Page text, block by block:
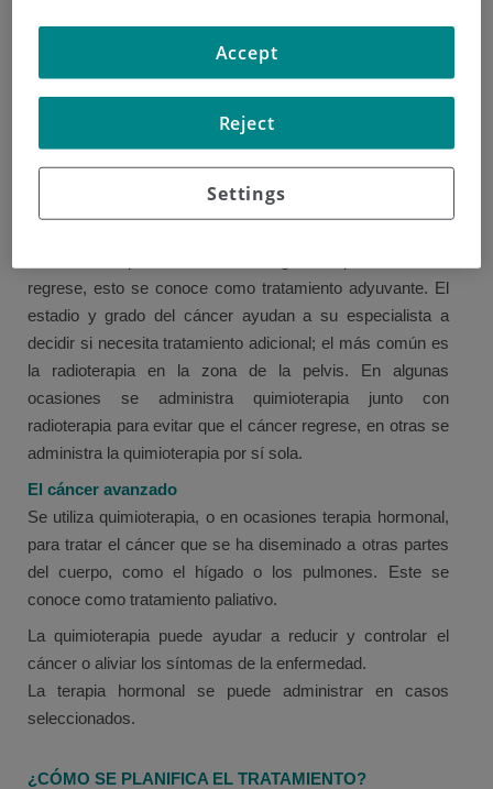
este puede ser el único tratamiento necesario, para otras
se puede administrar radioterapia u otros fármacos en su
lugar.
Si el cáncer se ha propagado, pero aún se encuentra en la
zona pélvica, se suele realizar una cirugía para eliminar la
mayor parte y favorecer cualquier tratamiento que se
regrese, esto se conoce como tratamiento adyuvante. El
estadio y grado del cáncer ayudan a su especialista a
decidir si necesita tratamiento adicional; el más común es
la radioterapia en la zona de la pelvis. En algunas
ocasiones se administra quimioterapia junto con
radioterapia para evitar que el cáncer regrese, en otras se
administra la quimioterapia por sí sola.
El cáncer avanzado
Se utiliza quimioterapia, o en ocasiones terapia hormonal,
para tratar el cáncer que se ha diseminado a otras partes
del cuerpo, como el hígado o los pulmones. Este se
conoce como tratamiento paliativo.
La quimioterapia puede ayudar a reducir y controlar el
cáncer o aliviar los síntomas de la enfermedad.
La terapia hormonal se puede administrar en casos
seleccionados.
¿CÓMO SE PLANIFICA EL TRATAMIENTO?
Settings
Reject
Accept